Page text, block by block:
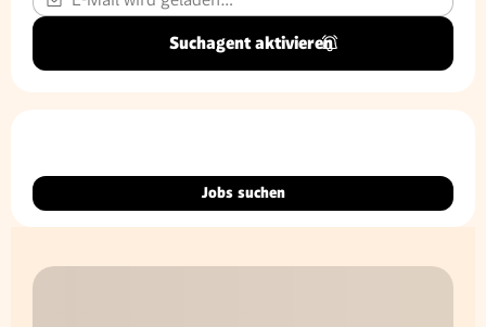
Suchagent aktivieren
Jobs suchen